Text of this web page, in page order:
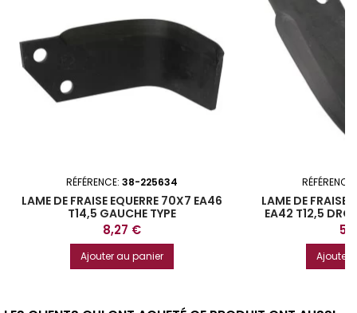
RÉFÉRENCE: 38-225634
LAME DE FRAISE EQUERRE 70X7 EA46
T14,5 GAUCHE TYPE
MURATORI/SOVEMA
Prix
8,27 €
Ajouter au panier
RÉFÉRENCE:
LAME DE FRAISE
EA42 T12,5
Prix
Ajouter